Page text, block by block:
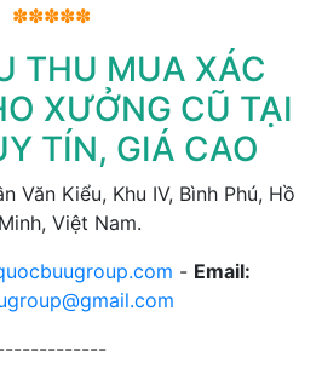
✽✽✽✽✽
THU MUA XÁC
XƯỞNG CŨ TẠI
TÍN, GIÁ CAO
Văn Kiểu, Khu IV, Bình Phú, Hồ
Việt Nam.
- Email: